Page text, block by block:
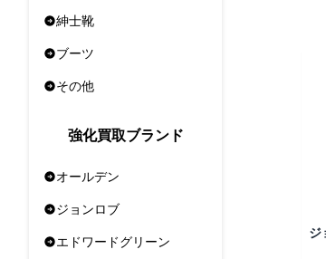
紳士靴
ブーツ
その他
強化買取ブランド
オールデン
ジョンロブ
エドワードグリーン
ジ